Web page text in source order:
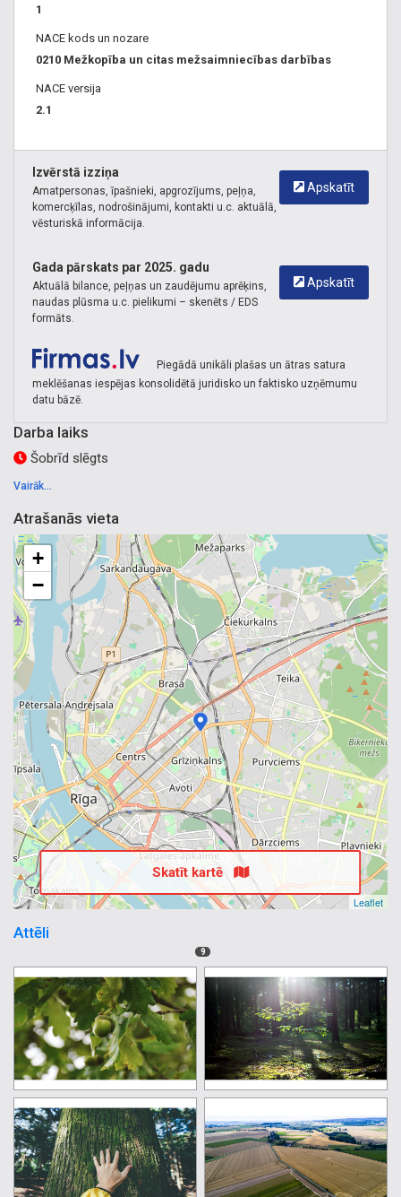
Mežizstrāde Latvijā Torņakalns
Torņakalns ,Pilna cikla mežu apsaimniekošana Torņakalns
Torņakalns
1
NACE kods un nozare
0210 Mežkopība un citas mežsaimniecības darbības
NACE versija
2.1
Apskatīt
Izvērstā izziņa
Amatpersonas, īpašnieki, apgrozījums, peļņa,
komercķīlas, nodrošinājumi, kontakti u.c. aktuālā,
vēsturiskā informācija.
Apskatīt
Gada pārskats par 2025. gadu
Aktuālā bilance, peļņas un zaudējumu aprēķins,
naudas plūsma u.c. pielikumi – skenēts / EDS
formāts.
Piegādā unikāli plašas un ātras satura
meklēšanas iespējas konsolidētā juridisko un faktisko uzņēmumu
datu bāzē.
Darba laiks
Šobrīd slēgts
Vairāk...
Atrašanās vieta
+
−
Leaflet
Skatīt kartē
Attēli
9